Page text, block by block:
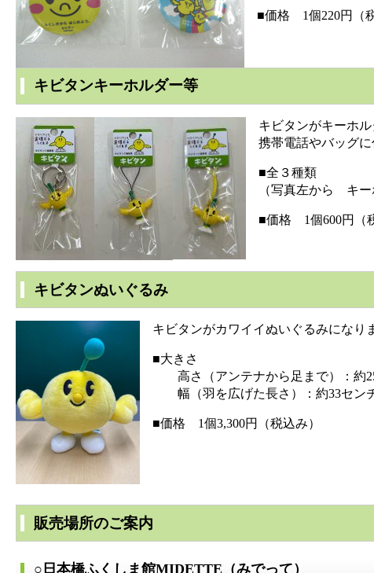
■価格 1個220円（税
キビタンキーホルダー等
キビタンがキーホル
携帯電話やバッグに
■全３種類
（写真左から キー
■価格 1個600円（
キビタンぬいぐるみ
キビタンがカワイイぬいぐるみになり
■大きさ
高さ（アンテナから足まで）：約
幅（羽を広げた長さ）：約33セン
■価格 1個3,300円（税込み）
販売場所のご案内
○日本橋ふくしま館MIDETTE（みでって）